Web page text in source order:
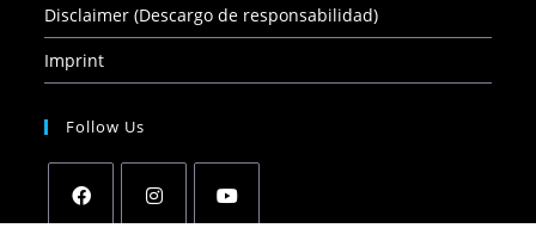
Disclaimer (Descargo de responsabilidad)
Imprint
Follow Us